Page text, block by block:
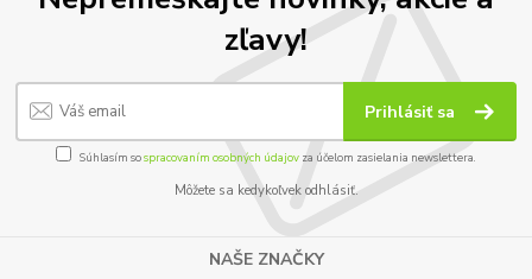
zľavy!
Prihlásiť sa
Súhlasím sospracovaním osobných údajov za účelom zasielania newslettera.
Môžete sa kedykoľvek odhlásiť.
NAŠE ZNAČKY